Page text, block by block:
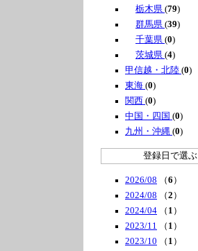
栃木県 (79)
群馬県 (39)
千葉県 (0)
茨城県 (4)
甲信越・北陸 (0)
東海 (0)
関西 (0)
中国・四国 (0)
九州・沖縄 (0)
登録日で選ぶ
2026/08 （6 ）
2024/08 （2 ）
2024/04 （ 1 ）
2023/11 （ 1 ）
2023/10 （ 1 ）